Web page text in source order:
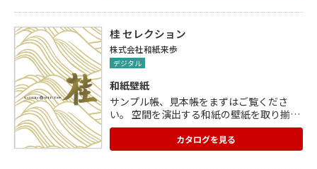
※こちらのカタログは貸出しのみの対応と
なっております。 貸出し希望の方はお問い
合わせ下さい。
桂 セレクション
株式会社和紙来歩
デジタル
和紙壁紙
サンプル帳、見本帳をまずはご覧くださ
い。 空間を演出する和紙の壁紙を取り揃え
ております。 からかみ雲母 越前和紙 織物
ふすま紙 和モダン 障子紙 お気に入りの1点
が見つかります。 ※こちらのカタログは貸
カタログを見る